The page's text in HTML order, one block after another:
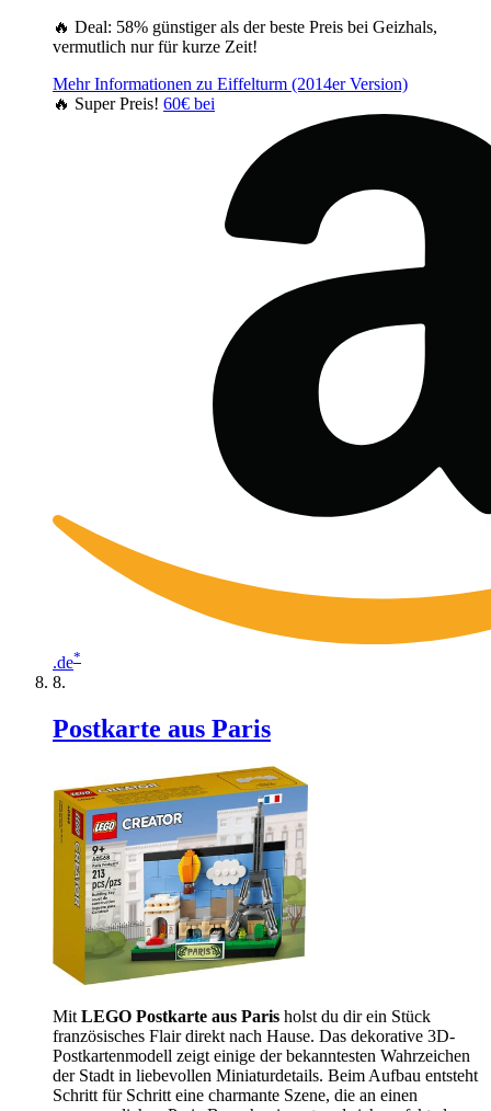
🔥 Deal: 58% günstiger als der beste Preis bei Geizhals,
vermutlich nur für kurze Zeit!
Mehr Informationen zu Eiffelturm (2014er Version)
🔥 Super Preis! 60€ bei
.de*
Postkarte aus Paris
Mit LEGO Postkarte aus Paris holst du dir ein Stück
französisches Flair direkt nach Hause. Das dekorative 3D-
Postkartenmodell zeigt einige der bekanntesten Wahrzeichen
der Stadt in liebevollen Miniaturdetails. Beim Aufbau entsteht
Schritt für Schritt eine charmante Szene, die an einen